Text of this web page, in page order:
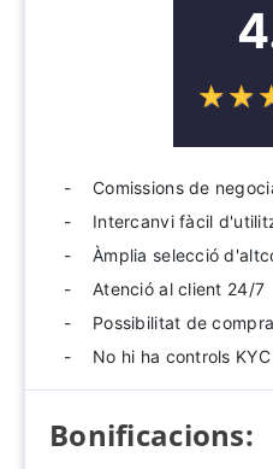
☆☆
★★
Comissions de
Intercanvi fàcil
Àmplia selecció
Atenció al client 24/7
Possibilitat de
No hi ha controls
Bonificacions: